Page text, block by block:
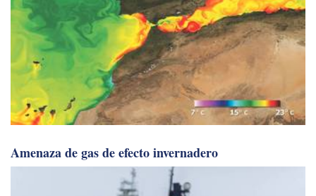
Amenaza de gas de efecto invernadero